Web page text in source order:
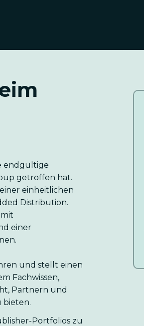
endgültige
getroffen hat.
einheitlichen
Distribution.
einer
und stellt einen
Fachwissen,
Partnern und
bieten.
Portfolios zu